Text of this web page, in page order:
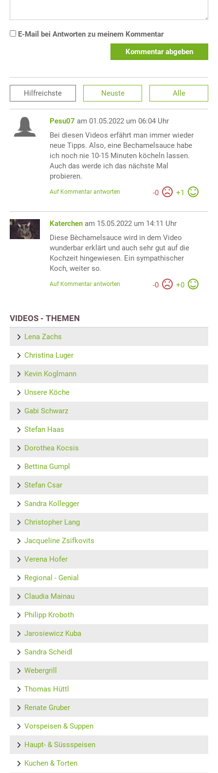
E-Mail bei Antworten zu meinem Kommentar
Kommentar abgeben
Hilfreichste Neuste Alle
Pesu07 am 01.05.2022 um 06:04 Uhr
Bei diesen Videos erfährt man immer wieder
neue Tipps. Also, eine Bechamelsauce habe
ich noch nie 10-15 Minuten köcheln lassen.
Auch das werde ich das nächste Mal
probieren.
-0 +1
Auf Kommentar antworten
Katerchen am 15.05.2022 um 14:11 Uhr
Diese Bèchamelsauce wird in dem Video
wunderbar erklärt und auch sehr gut auf die
Kochzeit hingewiesen. Ein sympathischer
Koch, weiter so.
-0 +0
Auf Kommentar antworten
VIDEOS - THEMEN
Lena Zachs
Christina Luger
Kevin Koglmann
Unsere Köche
Gabi Schwarz
Stefan Haas
Dorothea Kocsis
Bettina Gumpl
Stefan Csar
Sandra Kollegger
Christopher Lang
Jacqueline Zsifkovits
Verena Hofer
Regional - Genial
Claudia Mainau
Philipp Kroboth
Jarosiewicz Kuba
Sandra Scheidl
Webergrill
Thomas Hüttl
Renate Gruber
Vorspeisen & Suppen
Haupt- & Süssspeisen
Kuchen & Torten